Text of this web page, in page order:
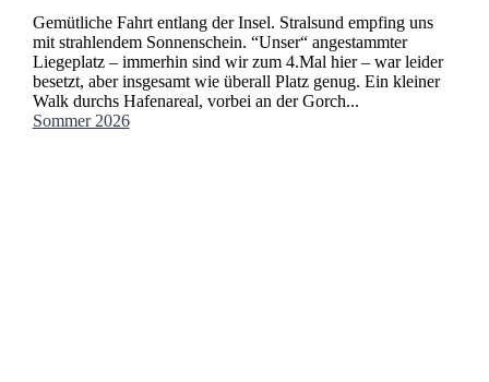
Gemütliche Fahrt entlang der Insel. Stralsund empfing uns
mit strahlendem Sonnenschein. “Unser“ angestammter
Liegeplatz – immerhin sind wir zum 4.Mal hier – war leider
besetzt, aber insgesamt wie überall Platz genug. Ein kleiner
Walk durchs Hafenareal, vorbei an der Gorch...
Sommer 2026